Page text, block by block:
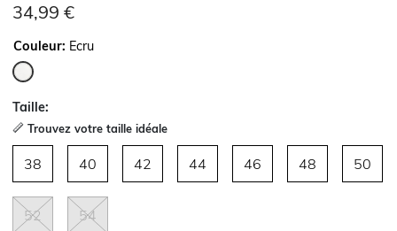
34,99 €
Couleur: Ecru
Taille:
Trouvez votre taille idéale
38 40 42 44 46 48 50
52 54